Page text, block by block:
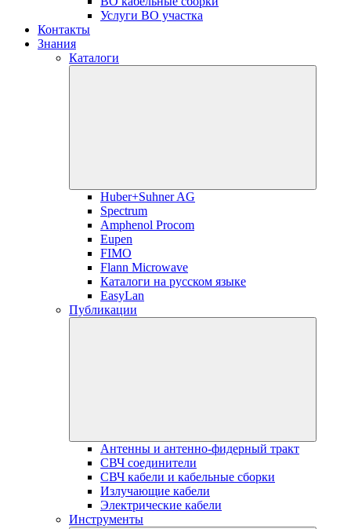
Услуги ВО участка
Контакты
Знания
Каталоги
Huber+Suhner AG
Spectrum
Amphenol Procom
Eupen
FIMO
Flann Microwave
Каталоги на русском языке
EasyLan
Публикации
Антенны и антенно-фидерный тракт
СВЧ соединители
СВЧ кабели и кабельные сборки
Излучающие кабели
Электрические кабели
Инструменты